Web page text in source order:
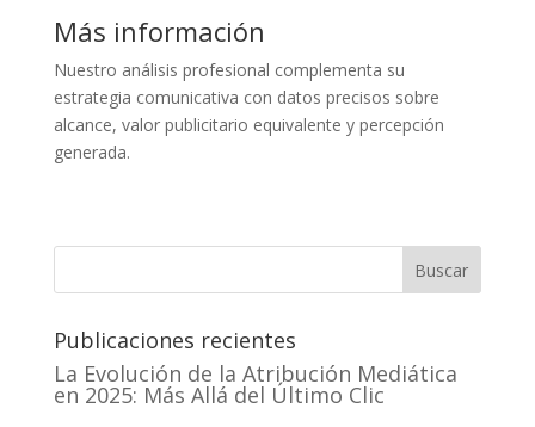
Más información
Nuestro análisis profesional complementa su
estrategia comunicativa con datos precisos sobre
alcance, valor publicitario equivalente y percepción
generada.
Buscar
Publicaciones recientes
La Evolución de la Atribución Mediática
en 2025: Más Allá del Último Clic